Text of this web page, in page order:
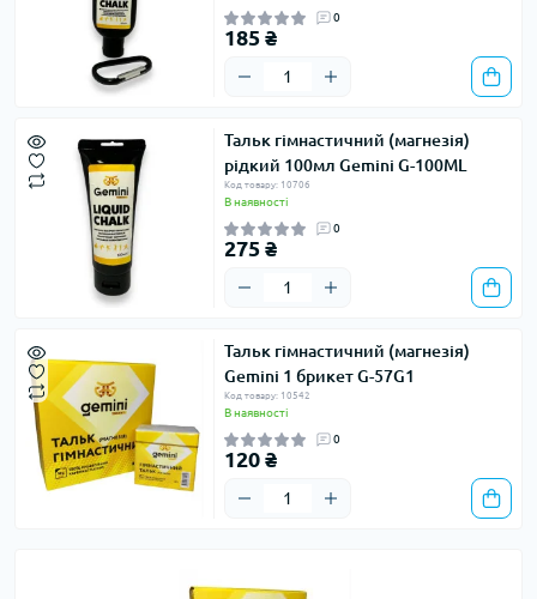
0
185 ₴
Тальк гімнастичний (магнезія)
рідкий 100мл Gemini G-100ML
Код товару: 10706
В наявності
0
275 ₴
Тальк гімнастичний (магнезія)
Gemini 1 брикет G-57G1
Код товару: 10542
В наявності
0
120 ₴